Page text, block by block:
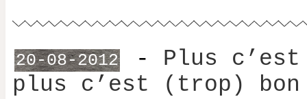
20-08-2012 - Plus
plus c’est (trop) bon